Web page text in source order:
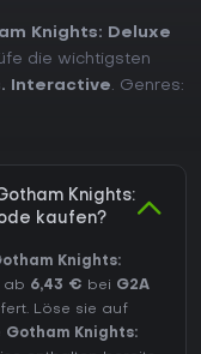
Knights: Deluxe
die wichtigsten
Interactive. Genres:
Knights:
kaufen?
Knights:
ab 6,43 € bei G2A
Löse sie auf
Gotham Knights: